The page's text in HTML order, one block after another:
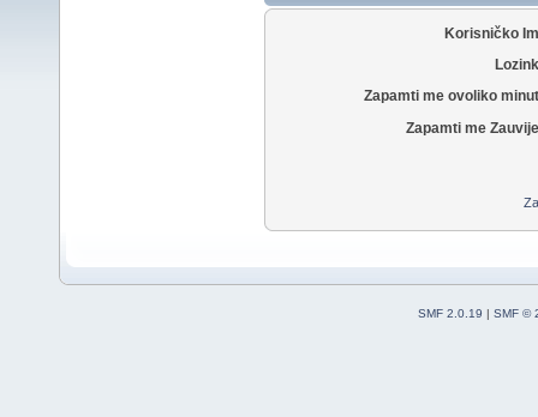
Korisničko
Zapamti me ovoliko
Zapamti me
SMF 2.0.19 | SMF ©